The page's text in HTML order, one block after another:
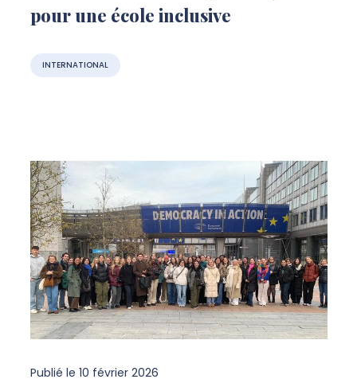
pour une école inclusive
INTERNATIONAL
Publié le 10 février 2026